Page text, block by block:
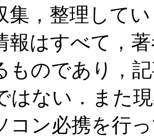
集，整理して
報はすべて，
ものであり，
はない．また
コン必携を行